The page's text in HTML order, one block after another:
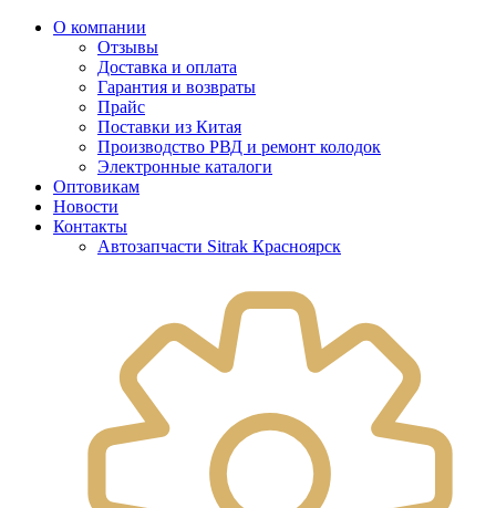
О компании
Отзывы
Доставка и оплата
Гарантия и возвраты
Прайс
Поставки из Китая
Производство РВД и ремонт колодок
Электронные каталоги
Оптовикам
Новости
Контакты
Автозапчасти Sitrak Красноярск